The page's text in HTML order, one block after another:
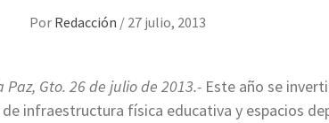
Por Redacción / 27 julio, 2013
Paz, Gto. 26 de julio de 2013.- Este año se
infraestructura física educativa y espacios